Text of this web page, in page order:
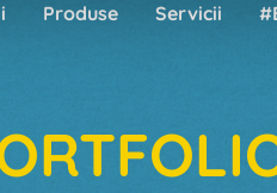
Produse Servicii